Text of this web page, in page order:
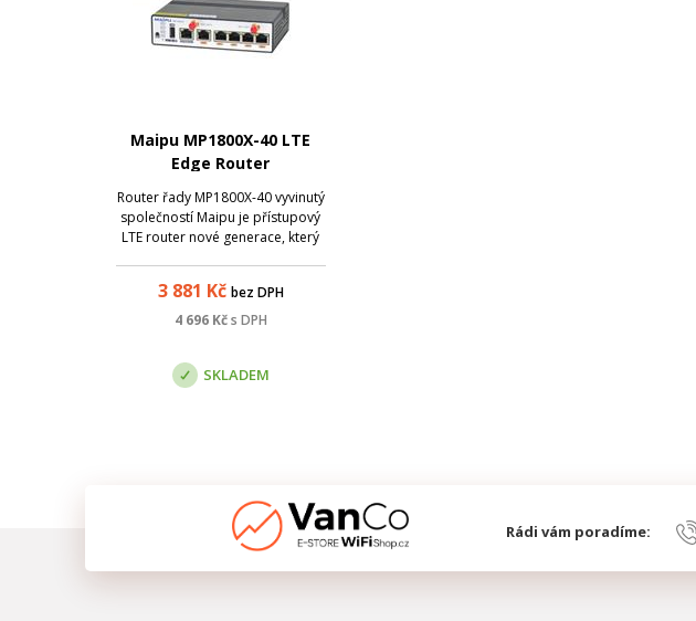
Maipu MP1800X-40 LTE
Edge Router
Router řady MP1800X-40 vyvinutý
společností Maipu je přístupový
LTE router nové generace, který
Integruje ty nejmodernější síťové
technologie pro poskytnutí
3 881 Kč bez DPH
4 696Kčs DPH
SKLADEM
Rádi vám poradíme: